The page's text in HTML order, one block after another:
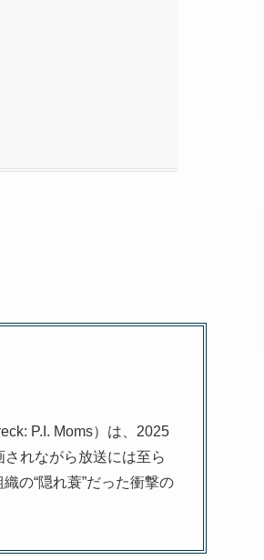
P.I. Moms）は、2025
れながら放送には至ら
の“隠れ蓑”だった衝撃の